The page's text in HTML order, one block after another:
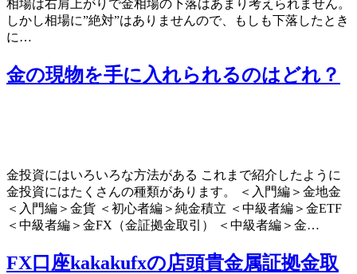
相場は右肩上がりで金相場の下落はあまり考えられません。
しかし相場に”絶対”はありませんので、もしも下落したとき
に…
金の現物を手に入れられるのはどれ？
金投資にはいろいろな方法がある これまで紹介したように
金投資にはたくさんの種類があります。 ＜入門編＞金地金
＜入門編＞金貨 ＜初心者編＞純金積立 ＜中級者編＞金ETF
＜中級者編＞金FX（金証拠金取引） ＜中級者編＞金…
FX口座kakakufxの店頭貴金属証拠金取